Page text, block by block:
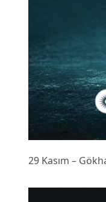
29 Kasım –